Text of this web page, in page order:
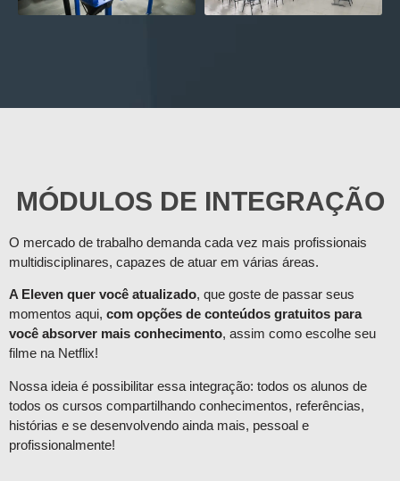
MÓDULOS DE INTEGRAÇÃO
O mercado de trabalho demanda cada vez mais profissionais
multidisciplinares, capazes de atuar em várias áreas.
A Eleven quer você atualizado, que goste de passar seus
momentos aqui, com opções de conteúdos gratuitos para
você absorver mais conhecimento, assim como escolhe seu
filme na Netflix!
Nossa ideia é possibilitar essa integração: todos os alunos de
todos os cursos compartilhando conhecimentos, referências,
histórias e se desenvolvendo ainda mais, pessoal e
profissionalmente!